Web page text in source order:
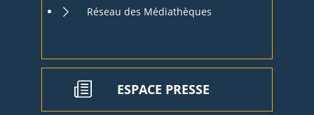
Réseau des Médiathèques
ESPACE PRESSE